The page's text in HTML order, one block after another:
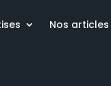
Nos articles